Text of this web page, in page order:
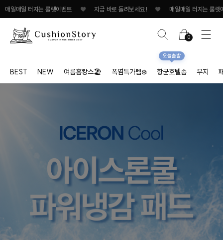
지는 룰렛이벤트 ♥ 지금 바로 돌려보세요! ♥ 매일매일 터지는 룰렛이벤트 ♥
0
BEST NEW 여름홈캉스🏖 폭염특가템❄️ 항균호텔솜
오늘출발
무지